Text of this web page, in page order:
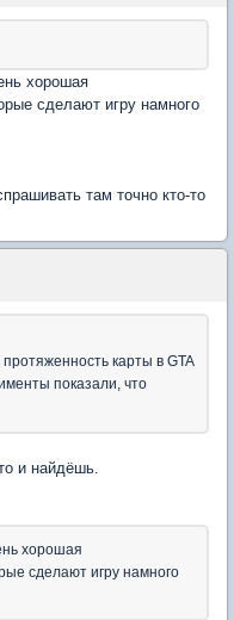
хорошая
сделают игру намного
там точно кто-то
протяженность карты в GTA
показали, что
и найдёшь.
хорошая
сделают игру намного